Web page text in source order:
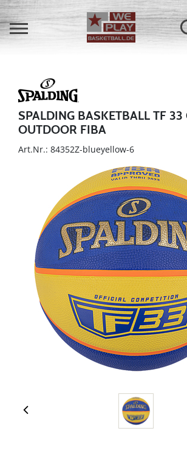
SPALDING BASKETBALL TF 33
OUTDOOR FIBA
Art.Nr.: 84352Z-blueyellow-6